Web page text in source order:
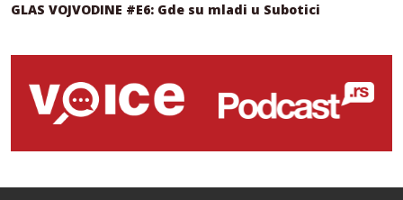
GLAS VOJVODINE #E6: Gde su mladi u Subotici